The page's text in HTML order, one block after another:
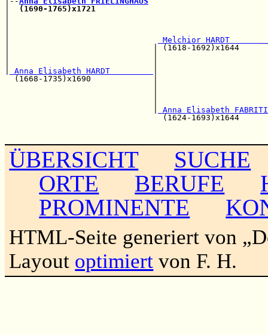
(1690-1765)x1721
Melchior
|                              | (1618-
Anna Elisabeth HARDT
(1668-1735)x1690
Anna Elisabeth
(1624-
ÜBERSICHT
SUCHE
ORTE
BERUFE
PROMINENTE
HTML-Seite generiert von
Layout optimiert von F. H.